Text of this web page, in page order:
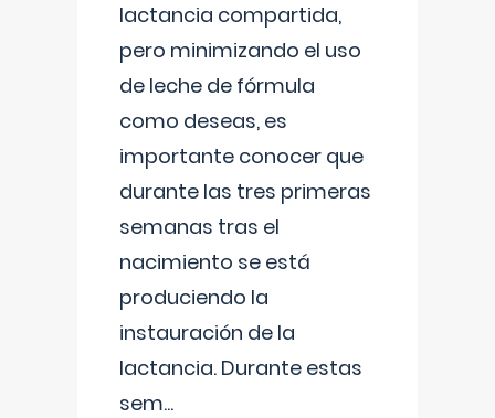
lactancia compartida,
pero minimizando el uso
de leche de fórmula
como deseas, es
importante conocer que
durante las tres primeras
semanas tras el
nacimiento se está
produciendo la
instauración de la
lactancia. Durante estas
sem...